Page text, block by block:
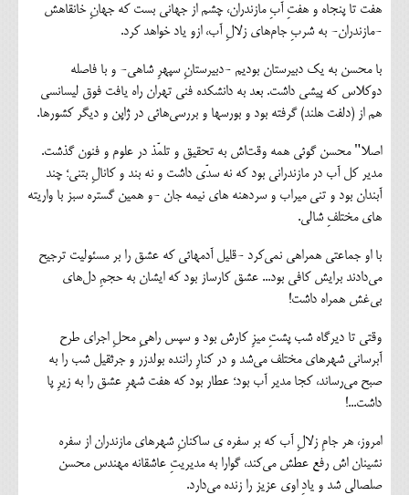
هفت تا پنجاه و هفتِ آبِ مازندران، چشم از جهانی بست که جهانِ خانقاهش
-مازندران- به شربِ جام‌های زلالِ آب، ازو یاد خواهد کرد.
با محسن به یک دبیرستان بودیم -دبیرستانِ سپهرِ شاهی- و با فاصله
دوکلاس که پیشی داشت. بعد به دانشکده فنی تهران راه یافت فوق لیسانسی
هم از (دلفت هلند) گرفته بود و بورسها و بررسی‌هائی در ژاپن و دیگر کشورها.
اصلا" محسن گوئی همه وقت‌اش به تحقیق و تلمّذ در علوم و فنون گذشت.
مدیر کل آب در مازندرانی بود که نه سدّی داشت و نه بند و کانالِ بتنی؛ چند
آبندان بود و تنی میراب و سردهنه های نیمه جان -و همین گستره سبز با واریته
های مختلفِ شالی.
با او جماعتی همراهی نمی‌کرد -قلیل آدمهائی که عشق را بر مسئولیت ترجیح
می‌دادند برایش کافی بود... عشق کارساز بود که ایشان به حجمِ دل‌های
بی‌غش همراه داشت!
وقتی تا دیرگاه شب پشتِ میزِ کارش بود و سپس راهیِ محلِ اجرای طرح
آبرسانی شهرهای مختلف می‌شد و در کنارِ راننده بولدزر و جرثقیل شب را به
صبح می‌رساند، کجا مدیر آب بود؛ عطار بود که هفت شهرِ عشق را به زیرِ پا
داشت...!
امروز، هر جامِ زلالِ آب که بر سفره ی ساکنانِ شهرهای مازندران از سفره
نشینان اش رفع عطش می‌کند، گوارا به مدیریتِ عاشقانه مهندس محسن
صلصالی شد و یادِ اوی عزیز را زنده می‌دارد.